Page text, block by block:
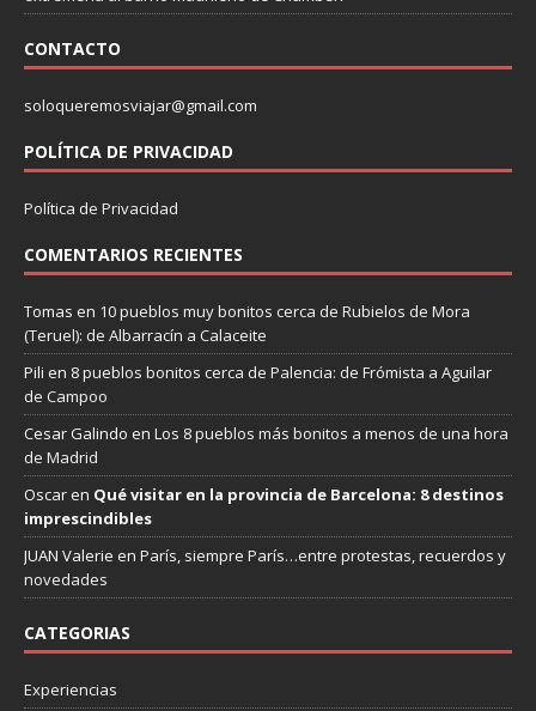
CONTACTO
soloqueremosviajar@gmail.com
POLÍTICA DE PRIVACIDAD
Política de Privacidad
COMENTARIOS RECIENTES
Tomas en 10 pueblos muy bonitos cerca de Rubielos de Mora
(Teruel): de Albarracín a Calaceite
Pili en 8 pueblos bonitos cerca de Palencia: de Frómista a Aguilar
de Campoo
Cesar Galindo en Los 8 pueblos más bonitos a menos de una hora
de Madrid
Oscaren Qué visitar en la provincia de Barcelona: 8 destinos
imprescindibles
JUAN Valerie en París, siempre París…entre protestas, recuerdos y
novedades
CATEGORIAS
Experiencias